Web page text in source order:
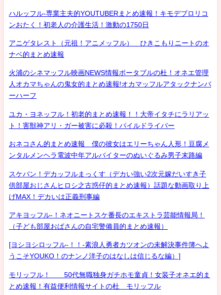
ハルッフル-専業主夫的YOUTUBERまとめ速報！キモデブロリコ
ンおたく！初老人の介護生活！激動の1750日
アニゲタレスト（元祖！アニメッフル） ひきこもりニートのオ
ナベ的まとめ速報
火浦のシネマッフル映画NEWS情報ポータブルの杜！オネエ管理
人オカマちゃんの鬼女的まとめ速報!オカマッフルアタックナンバ
ーハーフ
ユカ・ヨネッフル！初老的まとめ速報！！大帝イタチにラリアッ
ト！害獣神アリ・ガー被害に必殺！パイルドライバー
おネコさん的まとめ速報 僕の彼女はエリーちゃん人形！豆腐メ
ンタルメンヘラ電波中年アルバイターのぬいぐるみ男子末路編
スケバン！デカッフルまっくす（デカい強い2次元嫁だいすき子
供部屋おじさんヒロシ之古惑仔的まとめ速報）話題な動画取り上
げMAX！デカいは正義刑事編
アキヨッフル-！ネオニートスケ番長のエキストラ芸能情報局！
（子ども部屋おばさんの自宅警備員的まとめ速報）
[ヨシヨシロッフル-！！-素浪人勇者カツオンの未解決事件簿へよ
うこそYOUKO！のナンノ洋子のはなしは信じるな編）]
モリッフル！ 50代無職独身ガチホモ童貞！女装子オネエ的ま
とめ速報！有益便利情報サイトの杜 モリッフル